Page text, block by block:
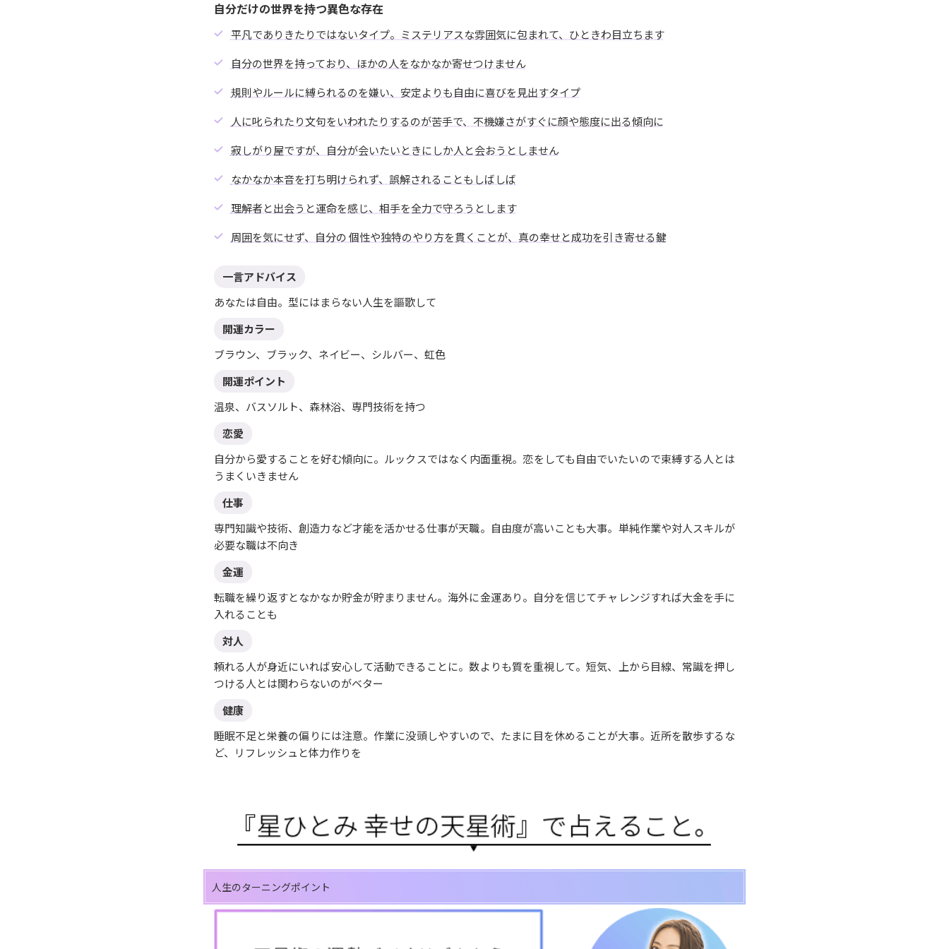
自分だけの世界を持つ異色な存在
平凡でありきたりではないタイプ。ミステリアスな雰囲気に包まれて、ひときわ目立ちます
自分の世界を持っており、ほかの人をなかなか寄せつけません
規則やルールに縛られるのを嫌い、安定よりも自由に喜びを見出すタイプ
人に叱られたり文句をいわれたりするのが苦手で、不機嫌さがすぐに顔や態度に出る傾向に
寂しがり屋ですが、自分が会いたいときにしか人と会おうとしません
なかなか本音を打ち明けられず、誤解されることもしばしば
理解者と出会うと運命を感じ、相手を全力で守ろうとします
周囲を気にせず、自分の 個性や独特のやり方を貫くことが、真の幸せと成功を引き寄せる鍵
一言アドバイス
あなたは自由。型にはまらない人生を謳歌して
開運カラー
ブラウン、ブラック、ネイビー、シルバー、虹色
開運ポイント
温泉、バスソルト、森林浴、専門技術を持つ
恋愛
自分から愛することを好む傾向に。ルックスではなく内面重視。恋をしても自由でいたいので束縛する人とは
うまくいきません
仕事
専門知識や技術、創造力など才能を活かせる仕事が天職。自由度が高いことも大事。単純作業や対人スキルが
必要な職は不向き
金運
転職を繰り返すとなかなか貯金が貯まりません。海外に金運あり。自分を信じてチャレンジすれば大金を手に
入れることも
対人
頼れる人が身近にいれば安心して活動できることに。数よりも質を重視して。短気、上から目線、常識を押し
つける人とは関わらないのがベター
健康
睡眠不足と栄養の偏りには注意。作業に没頭しやすいので、たまに目を休めることが大事。近所を散歩するな
ど、リフレッシュと体力作りを
人生のターニングポイント